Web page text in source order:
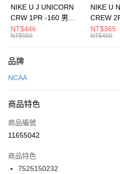
元大商業銀行
台灣樂天信用卡公司
全盈+PAY
AFTEE先享後付
【關於「AFTEE先享後付」】
便利好安心！
３．安心：先確認商品／服務後，再付款
【「AFTEE先享後付」結帳流程】
１．於結帳方式選擇「AFTEE先享後付
２．訂單成立數日內，您將收到繳費通知
３．收到繳費通知簡訊後14天內，點擊
ATM／網路銀行／等多元方式進行付款
運送方式
每筆NT$100，滿NT$1,500(含以上)
宅配
每筆NT$100，滿NT$1,500(含以上)
付款後門市自取
每筆NT$100，滿NT$1,500(含以上)
NIKE U J UNICORN
CRW 1PR -160 男女
中統襪 FZ3393100
NT$446
NT$550
NIKE U
CREW
NT$365
NT$450
品牌
NCAA
商品特色
商品編號
11655042
商品特色
7525150232